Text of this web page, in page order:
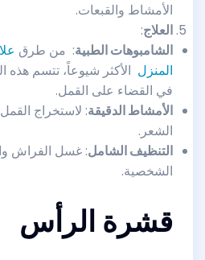
الأمشاط والقبعات.
العلاج:
الشامبوهات الطبية: من طرق
المنزل الأكثر شيوعاً، تتسم هذه
في القضاء على القمل.
الأمشاط الدقيقة: لاستخراج
الشعر.
التنظيف الشامل: غسل الفراش
الشخصية.
قشرة الرأس